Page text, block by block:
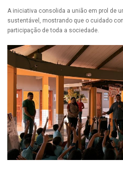
A iniciativa consolida a união em prol de
sustentável, mostrando que o cuidado
participação de toda a sociedade.